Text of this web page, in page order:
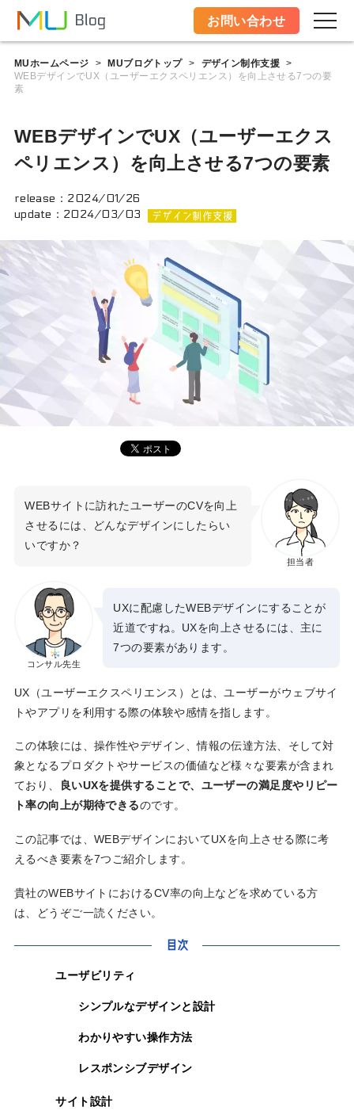
お問い合わせ
MUホームページ > MUブログトップ > デザイン制作支援
>
WEBデザインでUX（ユーザーエクスペリエンス）を向上させる7つの要
素
WEBデザインでUX（ユーザーエクス
ペリエンス）を向上させる7つの要素
release： 2024/01/26
update： 2024/03/03 デザイン制作支援
担当者
WEBサイトに訪れたユーザーのCVを向上
させるには、どんなデザインにしたらい
いですか？
コンサル先生
UXに配慮したWEBデザインにすることが
近道ですね。UXを向上させるには、主に
7つの要素があります。
UX（ユーザーエクスペリエンス）とは、ユーザーがウェブサイ
トやアプリを利用する際の体験や感情を指します。
この体験には、操作性やデザイン、情報の伝達方法、そして対
象となるプロダクトやサービスの価値など様々な要素が含まれ
ており、
良いUXを提供することで、ユーザーの満足度やリピー
ト率の向上が期待できるのです。
この記事では、WEBデザインにおいてUXを向上させる際に考
えるべき要素を7つご紹介します。
貴社のWEBサイトにおけるCV率の向上などを求めている方
は、どうぞご一読ください。
目次
ユーザビリティ
シンプルなデザインと設計
わかりやすい操作方法
レスポンシブデザイン
サイト設計